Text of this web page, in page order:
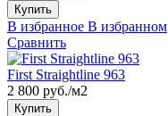
Купить
В избранное В избранном
Сравнить
First Straightline 963
2 800 руб./м2
Купить